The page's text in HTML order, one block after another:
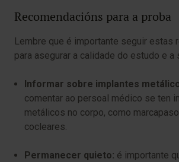
Recomendacións para a proba
Lembre que é importante seguir estas
para asegurar a calidade do estudo e a
Informar sobre implantes
comentar ao persoal médico se ten
metálicos no corpo, como
cocleares.
Permanecer quieto: é importante